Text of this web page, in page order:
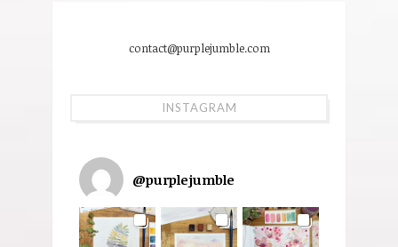
contact@purplejumble.com
INSTAGRAM
@purplejumble